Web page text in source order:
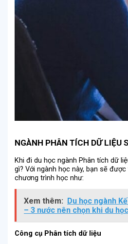
NGÀNH PHÂN TÍCH DỮ LIỆU
Khi đi du học ngành Phân tích dữ
gì? Với ngành học này, bạn sẽ
chương trình học như:
Xem thêm: Du học ngành
– 3 nước nên chọn khi du học
Công cụ Phân tích dữ liệu